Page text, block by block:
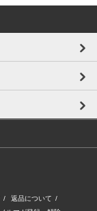
/ 返品について /